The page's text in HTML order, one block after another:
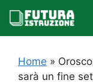
contenuto
Home »
sarà un fine